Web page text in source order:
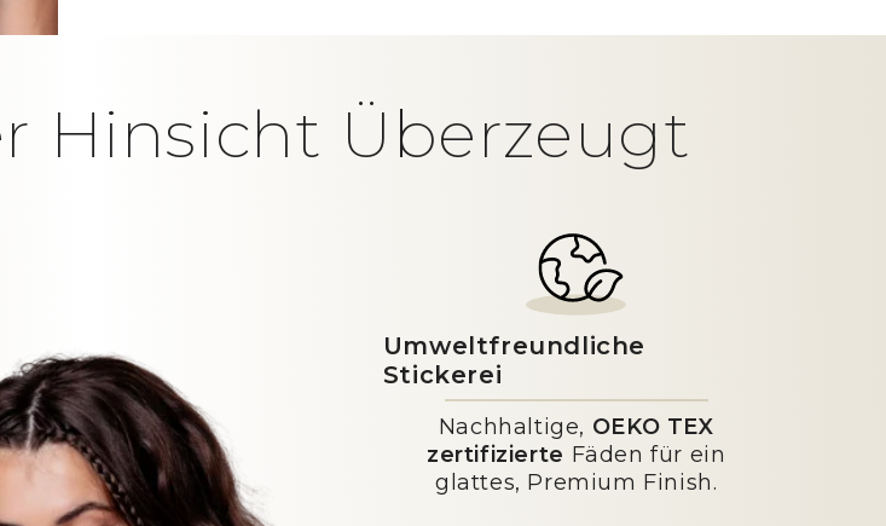
Hinsicht Überzeugt
Umweltfreundliche
Stickerei
Nachhaltige, OEKO TEX
zertifizierte Fäden für ein
glattes, Premium Finish.